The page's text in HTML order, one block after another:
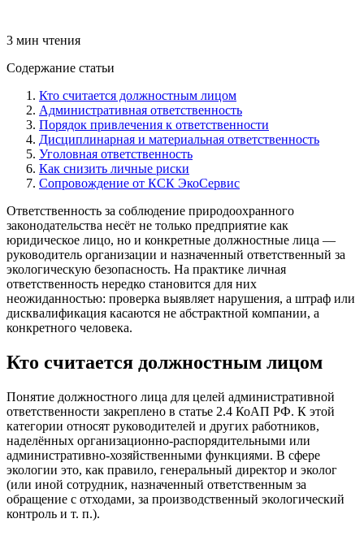
3 мин чтения
Содержание статьи
Кто считается должностным лицом
Административная ответственность
Порядок привлечения к ответственности
Дисциплинарная и материальная ответственность
Уголовная ответственность
Как снизить личные риски
Сопровождение от КСК ЭкоСервис
Ответственность за соблюдение природоохранного
законодательства несёт не только предприятие как
юридическое лицо, но и конкретные должностные лица —
руководитель организации и назначенный ответственный за
экологическую безопасность. На практике личная
ответственность нередко становится для них
неожиданностью: проверка выявляет нарушения, а штраф или
дисквалификация касаются не абстрактной компании, а
конкретного человека.
Кто считается должностным лицом
Понятие должностного лица для целей административной
ответственности закреплено в статье 2.4 КоАП РФ. К этой
категории относят руководителей и других работников,
наделённых организационно-распорядительными или
административно-хозяйственными функциями. В сфере
экологии это, как правило, генеральный директор и эколог
(или иной сотрудник, назначенный ответственным за
обращение с отходами, за производственный экологический
контроль и т. п.).